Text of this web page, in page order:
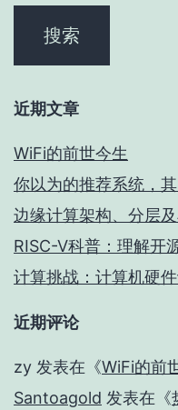
近期文章
WiFi的前世今生
你以为的推荐系统，
边缘计算架构、分层
RISC-V科普：理解开
计算挑战：计算机硬
近期评论
zy 发表在《WiFi的前
Santoagold 发表在《